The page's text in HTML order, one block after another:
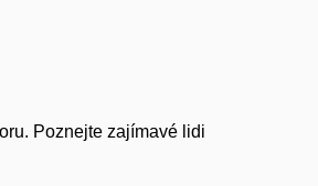
Poznejte zajímavé lidi